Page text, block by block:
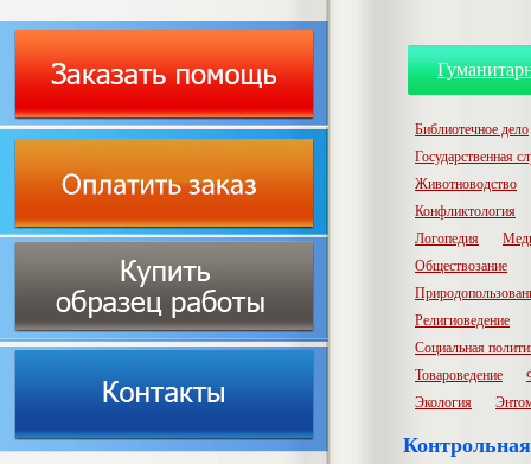
Библиотечное дело
Государственная
Животноводство
Конфликтология
Логопедия
Обществозание
Религиоведение
Социальная
Товароведение
Экология